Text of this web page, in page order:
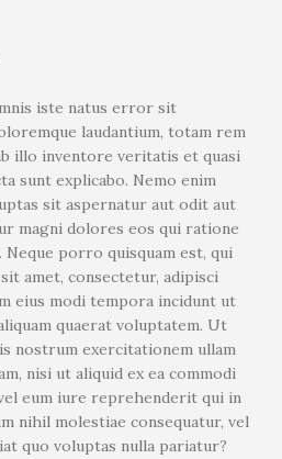
iste natus error sit
laudantium, totam rem
illo inventore veritatis et quasi
sunt explicabo. Nemo enim
sit aspernatur aut odit aut
magni dolores eos qui ratione
porro quisquam est, qui
amet, consectetur, adipisci
eius modi tempora incidunt ut
quaerat voluptatem. Ut
nostrum exercitationem ullam
nisi ut aliquid ex ea commodi
eum iure reprehenderit qui in
nihil molestiae consequatur, vel
quo voluptas nulla pariatur?